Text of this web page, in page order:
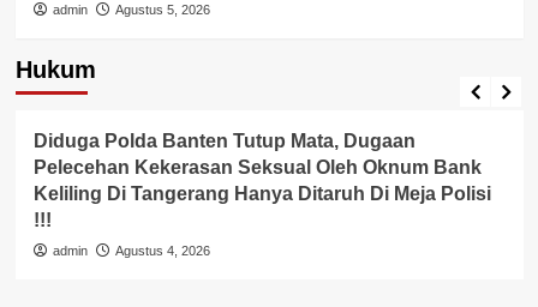
admin Agustus 5, 2026
Hukum
Berita Polisi
Diduga Polda Banten Tutup Mata, Dugaan
Pelecehan Kekerasan Seksual Oleh Oknum Bank
Keliling Di Tangerang Hanya Ditaruh Di Meja Polisi
!!!
admin Agustus 4, 2026